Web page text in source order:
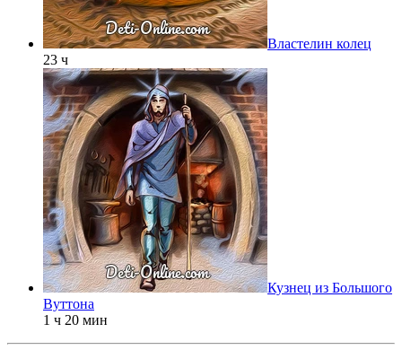
Властелин колец
23 ч
Кузнец из Большого
Вуттона
1 ч 20 мин